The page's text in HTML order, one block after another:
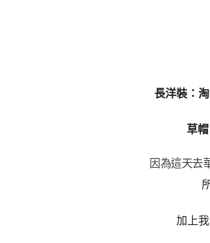
長洋裝：
草
因為這天去
加上